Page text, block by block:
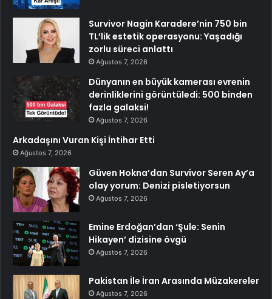
Survivor Nagin Karadere’nin 750 bin
TL’lik estetik operasyonu: Yaşadığı
zorlu süreci anlattı
Ağustos 7, 2026
Dünyanın en büyük kamerası evrenin
derinliklerini görüntüledi: 500 binden
fazla galaksi!
Ağustos 7, 2026
Arkadaşını Vuran Kişi İntihar Etti
Ağustos 7, 2026
Güven Hokna’dan Survivor Seren Ay’a
olay yorum: Denizi pisletiyorsun
Ağustos 7, 2026
Emine Erdoğan’dan ‘Şule: Senin
Hikayen’ dizisine övgü
Ağustos 7, 2026
Pakistan İle İran Arasında Müzakereler
Ağustos 7, 2026